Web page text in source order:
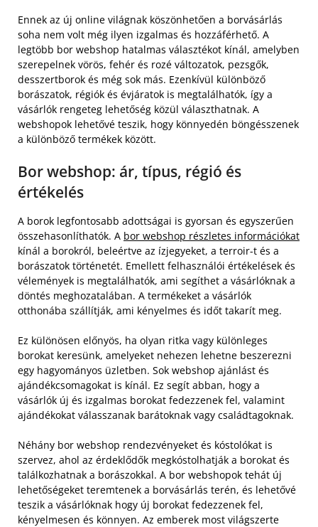
Ennek az új online világnak köszönhetően a borvásárlás
soha nem volt még ilyen izgalmas és hozzáférhető. A
legtöbb bor webshop hatalmas választékot kínál, amelyben
szerepelnek vörös, fehér és rozé változatok, pezsgők,
desszertborok és még sok más. Ezenkívül különböző
borászatok, régiók és évjáratok is megtalálhatók, így a
vásárlók rengeteg lehetőség közül választhatnak. A
webshopok lehetővé teszik, hogy könnyedén böngésszenek
a különböző termékek között.
Bor webshop: ár, típus, régió és
értékelés
A borok legfontosabb adottságai is gyorsan és egyszerűen
összehasonlíthatók. A bor webshop részletes információkat
kínál a borokról, beleértve az ízjegyeket, a terroir-t és a
borászatok történetét. Emellett felhasználói értékelések és
vélemények is megtalálhatók, ami segíthet a vásárlóknak a
döntés meghozatalában. A termékeket a vásárlók
otthonába szállítják, ami kényelmes és időt takarít meg.
Ez különösen előnyös, ha olyan ritka vagy különleges
borokat keresünk, amelyeket nehezen lehetne beszerezni
egy hagyományos üzletben. Sok webshop ajánlást és
ajándékcsomagokat is kínál. Ez segít abban, hogy a
vásárlók új és izgalmas borokat fedezzenek fel, valamint
ajándékokat válasszanak barátoknak vagy családtagoknak.
Néhány bor webshop rendezvényeket és kóstolókat is
szervez, ahol az érdeklődők megkóstolhatják a borokat és
találkozhatnak a borászokkal. A bor webshopok tehát új
lehetőségeket teremtenek a borvásárlás terén, és lehetővé
teszik a vásárlóknak hogy új borokat fedezzenek fel,
kényelmesen és könnyen. Az emberek most világszerte